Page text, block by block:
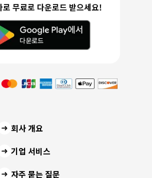
로 무료로 다운로드 받으세요!
회사 개요
기업 서비스
자주 묻는 질문